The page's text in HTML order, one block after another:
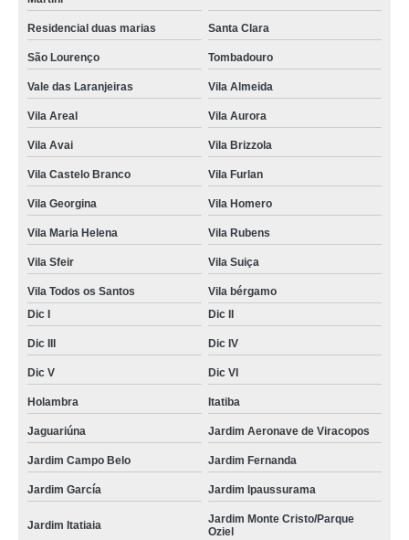
Residencial duas marias Santa Clara
São Lourenço Tombadouro
Vale das Laranjeiras Vila Almeida
Vila Areal Vila Aurora
Vila Avai Vila Brizzola
Vila Castelo Branco Vila Furlan
Vila Georgina Vila Homero
Vila Maria Helena Vila Rubens
Vila Sfeir Vila Suiça
Vila Todos os Santos
Vila bérgamo
Dic I
Dic II
Dic III Dic IV
Dic V Dic VI
Holambra Itatiba
Jaguariúna Jardim Aeronave de Viracopos
Jardim Campo Belo Jardim Fernanda
Jardim García Jardim Ipaussurama
Jardim Itatiaia
Jardim Monte Cristo/Parque
Oziel